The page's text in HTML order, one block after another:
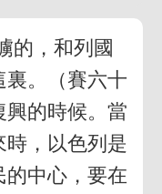
的，和列國
裏。（賽六十
興的時候。當
，以色列是
的中心，要在